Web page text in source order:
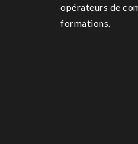
opérateurs de
formations.